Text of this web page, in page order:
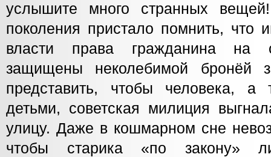
услышите много странных
поколения пристало помнить, что
власти права гражданина на
защищены неколебимой бронёй
представить, чтобы человека,
детьми, советская милиция
улицу. Даже в кошмарном сне
чтобы старика «по закону»